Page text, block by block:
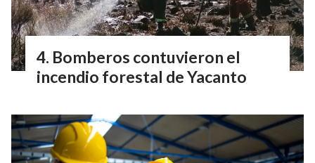
Bomberos contuvieron el
incendio forestal de Yacanto